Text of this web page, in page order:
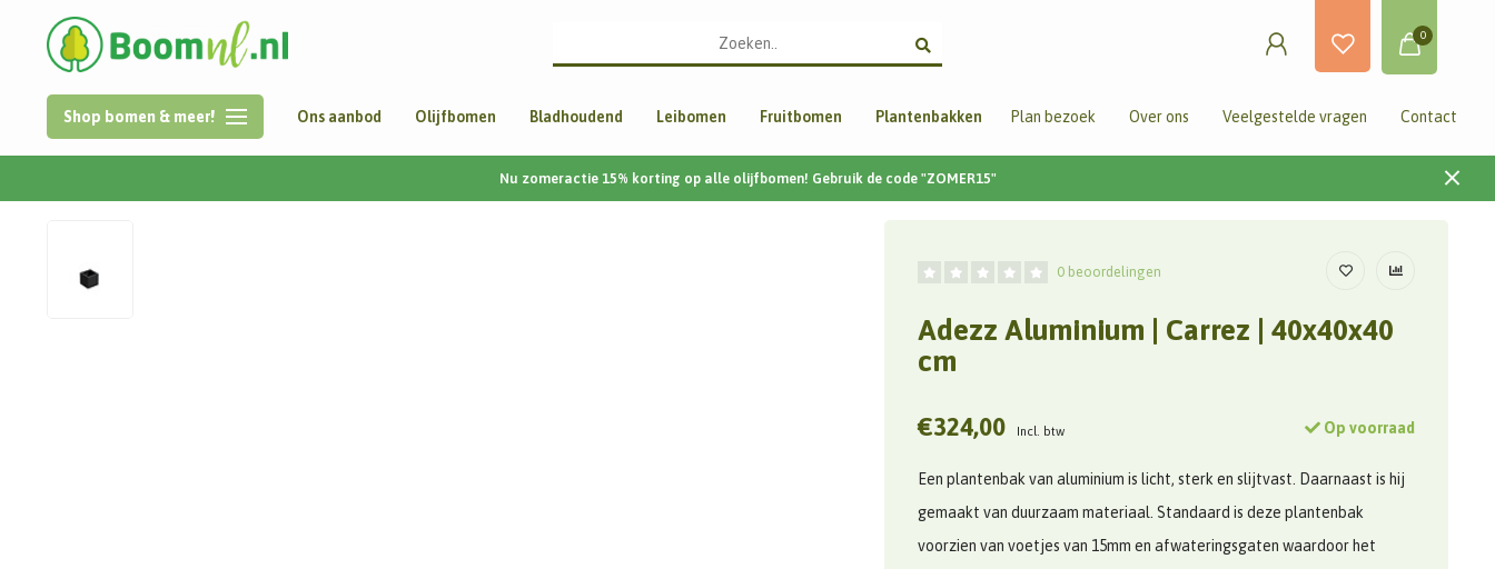
0
Shop bomen & meer! Ons aanbod Olijfbomen Bladhoudend Leibomen Fruitbomen Plantenbakken Plan bezoek Over ons Veelgestelde vragen Contact
Nu zomeractie 15% korting op alle olijfbomen! Gebruik de code "ZOMER15"
0 beoordelingen
Adezz Aluminium | Carrez | 40x40x40
cm
€324,00 Incl. btw Op voorraad
Een plantenbak van aluminium is licht, sterk en slijtvast. Daarnaast is hij
gemaakt van duurzaam materiaal. Standaard is deze plantenbak
voorzien van voetjes van 15mm en afwateringsgaten waardoor het